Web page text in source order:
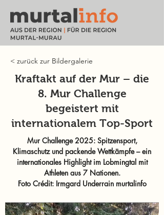
< zurück zur Bildergalerie
Kraftakt auf der Mur – die
8. Mur Challenge
begeistert mit
internationalem Top-Sport
Mur Challenge 2025: Spitzensport,
Klimaschutz und packende Wettkämpfe – ein
internationales Highlight im Lobmingtal mit
Athleten aus 7 Nationen.
Foto Crédit: Irmgard Underrain murtalinfo